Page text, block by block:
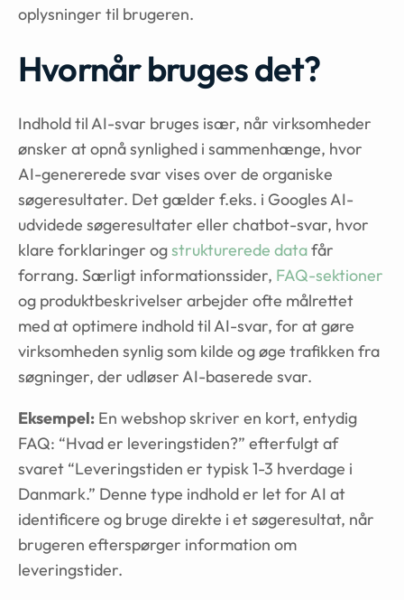
oplysninger til brugeren.
Hvornår bruges det?
Indhold til AI-svar bruges især, når virksomheder
ønsker at opnå synlighed i sammenhænge, hvor
AI-genererede svar vises over de organiske
søgeresultater. Det gælder f.eks. i Googles AI-
udvidede søgeresultater eller chatbot-svar, hvor
klare forklaringer ogstrukturerede datafår
forrang. Særligt informationssider, FAQ-sektioner
og produktbeskrivelser arbejder ofte målrettet
med at optimere indhold til AI-svar, for at gøre
virksomheden synlig som kilde og øge trafikken fra
søgninger, der udløser AI-baserede svar.
Eksempel: En webshop skriver en kort, entydig
FAQ: “Hvad er leveringstiden?” efterfulgt af
svaret “Leveringstiden er typisk 1-3 hverdage i
Danmark.” Denne type indhold er let for AI at
identificere og bruge direkte i et søgeresultat, når
brugeren efterspørger information om
leveringstider.